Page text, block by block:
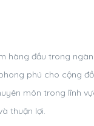
hàng đầu trong
phú cho cộng
môn trong lĩnh
thuận lợi.